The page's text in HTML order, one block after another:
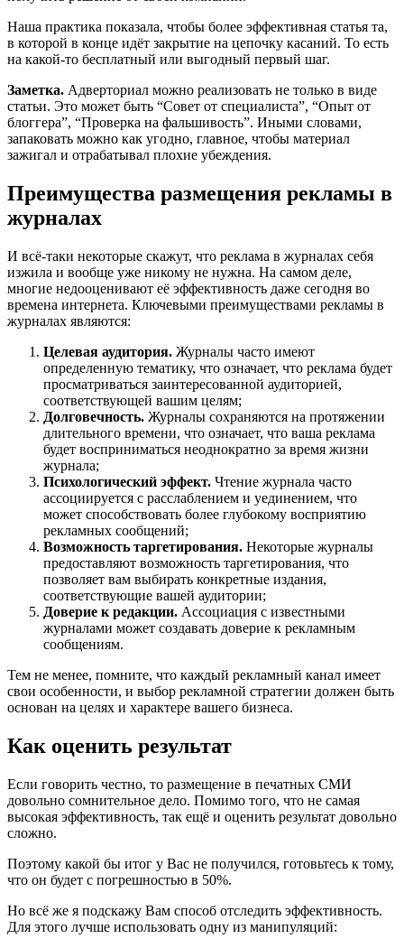
Наша практика показала, чтобы более эффективная статья та,
в которой в конце идёт закрытие на цепочку касаний. То есть
на какой-то бесплатный или выгодный первый шаг.
Заметка. Адверториал можно реализовать не только в виде
статьи. Это может быть “Совет от специалиста”, “Опыт от
блоггера”, “Проверка на фальшивость”. Иными словами,
запаковать можно как угодно, главное, чтобы материал
зажигал и отрабатывал плохие убеждения.
Преимущества размещения рекламы в
журналах
И всё-таки некоторые скажут, что реклама в журналах себя
изжила и вообще уже никому не нужна. На самом деле,
многие недооценивают её эффективность даже сегодня во
времена интернета. Ключевыми преимуществами рекламы в
журналах являются:
Целевая аудитория. Журналы часто имеют
определенную тематику, что означает, что реклама будет
просматриваться заинтересованной аудиторией,
соответствующей вашим целям;
Долговечность. Журналы сохраняются на протяжении
длительного времени, что означает, что ваша реклама
будет восприниматься неоднократно за время жизни
журнала;
Психологический эффект. Чтение журнала часто
ассоциируется с расслаблением и уединением, что
может способствовать более глубокому восприятию
рекламных сообщений;
Возможность таргетирования. Некоторые журналы
предоставляют возможность таргетирования, что
позволяет вам выбирать конкретные издания,
соответствующие вашей аудитории;
Доверие к редакции. Ассоциация с известными
журналами может создавать доверие к рекламным
сообщениям.
Тем не менее, помните, что каждый рекламный канал имеет
свои особенности, и выбор рекламной стратегии должен быть
основан на целях и характере вашего бизнеса.
Как оценить результат
Если говорить честно, то размещение в печатных СМИ
довольно сомнительное дело. Помимо того, что не самая
высокая эффективность, так ещё и оценить результат довольно
сложно.
Поэтому какой бы итог у Вас не получился, готовьтесь к тому,
что он будет с погрешностью в 50%.
Но всё же я подскажу Вам способ отследить эффективность.
Для этого лучше использовать одну из манипуляций: